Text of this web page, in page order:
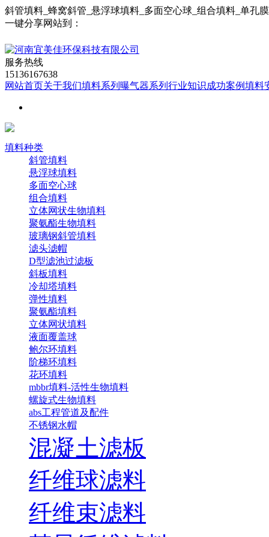
斜管填料_蜂窝斜管_悬浮球填料_多面空心球_组合填料_单孔
一键分享网站到：
服务热线
15136167638
网站首页关于我们填料系列 曝气器系列 行业知识成功案例填料
填料种类
斜管填料
悬浮球填料
多面空心球
组合填料
立体网状生物填料
聚氨酯生物填料
玻璃钢斜管填料
滤头滤帽
D型滤池过滤板
斜板填料
冷却塔填料
弹性填料
聚氨酯填料
立体网状填料
液面覆盖球
鲍尔环填料
阶梯环填料
花环填料
mbbr填料-活性生物填料
螺旋式生物填料
abs工程管道及配件
不锈钢水帽
混凝土滤板
纤维球滤料
纤维束滤料